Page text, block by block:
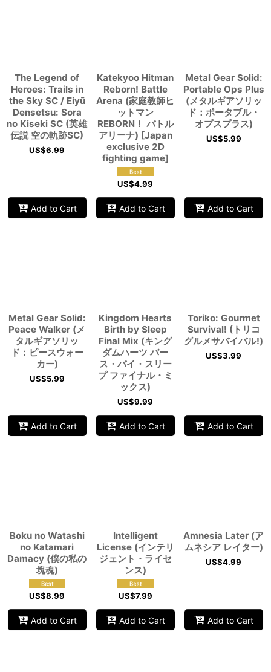
The Legend of
Heroes: Trails in
the Sky SC / Eiyū
Densetsu: Sora
no Kiseki SC (英雄
伝説 空の軌跡SC)
US$6.99
Add to Cart
Katekyoo Hitman
Reborn! Battle
Arena (家庭教師ヒ
ットマン
REBORN！ バトル
アリーナ) [Japan
exclusive 2D
fighting game]
US$4.99
Add to Cart
Metal Gear Solid:
Portable Ops Plus
(メタルギアソリッ
ド：ポータブル・
オプスプラス)
US$5.99
Add to Cart
Metal Gear Solid:
Peace Walker (メ
タルギアソリッ
ド：ピースウォー
カー)
US$5.99
Add to Cart
Kingdom Hearts
Birth by Sleep
Final Mix (キング
ダムハーツ バー
ス・バイ・スリー
プ ファイナル・ミ
ックス)
US$9.99
Add to Cart
Toriko: Gourmet
Survival! (トリコ
グルメサバイバル!)
US$3.99
Add to Cart
Boku no Watashi
no Katamari
Damacy (僕の私の
塊魂)
US$8.99
Add to Cart
Intelligent
License (インテリ
ジェント・ライセ
ンス)
US$7.99
Add to Cart
Amnesia Later (ア
ムネシア レイター)
US$4.99
Add to Cart